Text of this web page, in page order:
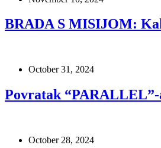
BRADA S MISIJOM:
October 31, 2024
Povratak
October 28, 2024